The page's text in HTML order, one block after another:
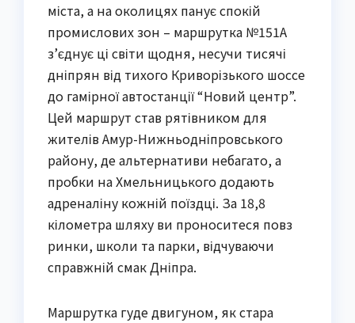
міста, а на околицях панує спокій
промислових зон – маршрутка №151А
з’єднує ці світи щодня, несучи тисячі
дніпрян від тихого Криворізького шоссе
до гамірної автостанції “Новий центр”.
Цей маршрут став рятівником для
жителів Амур-Нижньодніпровського
району, де альтернативи небагато, а
пробки на Хмельницького додають
адреналіну кожній поїздці. За 18,8
кілометра шляху ви проноситеся повз
ринки, школи та парки, відчуваючи
справжній смак Дніпра.
Маршрутка гуде двигуном, як стара